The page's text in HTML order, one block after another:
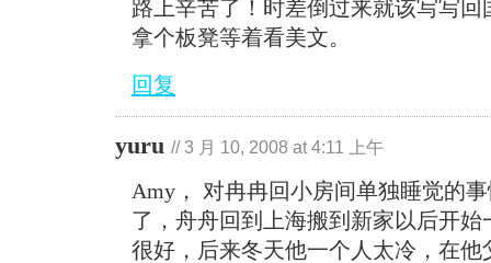
路上辛苦了！时差倒过来就该写写回
拿个板凳等着看美文。
回复
yuru //3 月 10, 2008 at 4:11 上午
Amy， 对冉冉回小房间单独睡觉的
了，舟舟回到上海搬到新家以后开始
很好，后来冬天他一个人太冷，在他